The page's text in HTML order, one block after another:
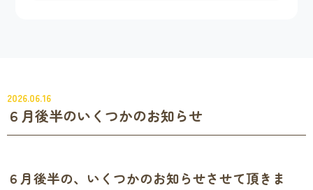
2026.06.16
６月後半のいくつかのお知らせ
６月後半の、いくつかのお知らせさせて頂きま